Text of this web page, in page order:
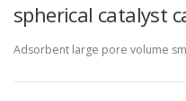
spherical catalyst
Adsorbent large pore volume